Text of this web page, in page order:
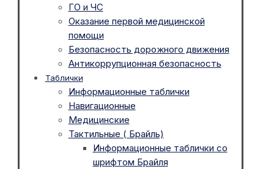
ГО и ЧС
Оказание первой медицинской
помощи
Безопасность дорожного движения
Антикоррупционная безопасность
Таблички
Информационные таблички
Навигационные
Медицинские
Тактильные ( Брайль)
Информационные таблички со
шрифтом Брайля